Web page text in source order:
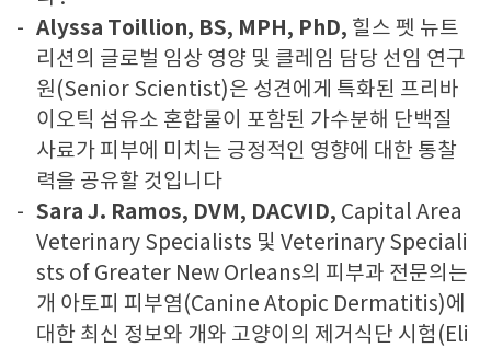
Alyssa Toillion, BS, MPH, PhD, 힐스 펫 뉴트
리션의 글로벌 임상 영양 및 클레임 담당 선임 연구
원(Senior Scientist)은 성견에게 특화된 프리바
이오틱 섬유소 혼합물이 포함된 가수분해 단백질
사료가 피부에 미치는 긍정적인 영향에 대한 통찰
력을 공유할 것입니다
Sara J. Ramos, DVM, DACVID, Capital Area
Veterinary Specialists 및 Veterinary Speciali
sts of Greater New Orleans의 피부과 전문의는
개 아토피 피부염(Canine Atopic Dermatitis)에
대한 최신 정보와 개와 고양이의 제거식단 시험(Eli